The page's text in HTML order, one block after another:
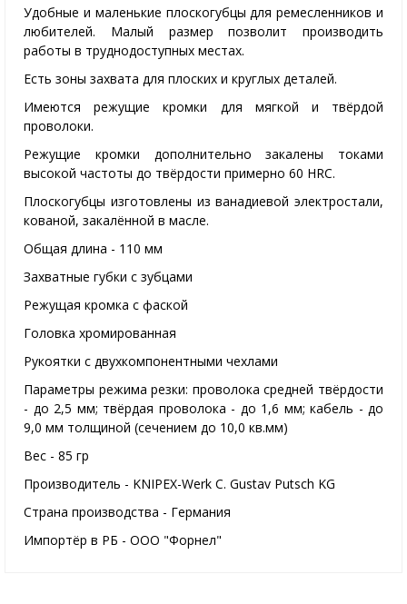
Удобные и маленькие плоскогубцы для ремесленников и
любителей. Малый размер позволит производить
работы в труднодоступных местах.
Есть зоны захвата для плоских и круглых деталей.
Имеются режущие кромки для мягкой и твёрдой
проволоки.
Режущие кромки дополнительно закалены токами
высокой частоты до твёрдости примерно 60 HRC.
Плоскогубцы изготовлены из ванадиевой электростали,
кованой, закалённой в масле.
Общая длина - 110 мм
Захватные губки с зубцами
Режущая кромка с фаской
Головка хромированная
Рукоятки с двухкомпонентными чехлами
Параметры режима резки: проволока средней твёрдости
- до 2,5 мм; твёрдая проволока - до 1,6 мм; кабель - до
9,0 мм толщиной (сечением до 10,0 кв.мм)
Вес - 85 гр
Производитель - KNIPEX-Werk C. Gustav Putsch KG
Страна производства - Германия
Импортёр в РБ - ООО "Форнел"